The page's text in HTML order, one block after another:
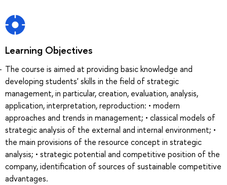
Learning Objectives
The course is aimed at providing basic knowledge and
developing students' skills in the field of strategic
management, in particular, creation, evaluation, analysis,
application, interpretation, reproduction: • modern
approaches and trends in management; • classical models of
strategic analysis of the external and internal environment; •
the main provisions of the resource concept in strategic
analysis; • strategic potential and competitive position of the
company, identification of sources of sustainable competitive
advantages.